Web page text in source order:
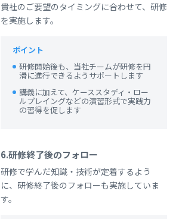
貴社のご要望のタイミングに合わせて、研修
を実施します。
ポイント
研修開始後も、当社チームが研修を円
滑に進行できるようサポートします
講義に加えて、ケーススタディ・ロー
ルプレイングなどの演習形式で実践力
の習得を促します
6.研修終了後のフォロー
研修で学んだ知識・技術が定着するよう
に、研修終了後のフォローも実施していま
す。